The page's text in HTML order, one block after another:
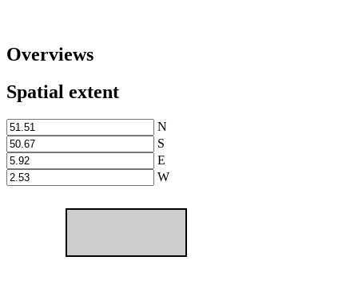
Overviews
Spatial extent
N
S
E
W